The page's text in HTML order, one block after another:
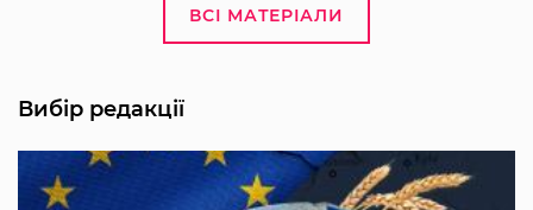
ВСІ МАТЕРІАЛИ
Вибір редакції